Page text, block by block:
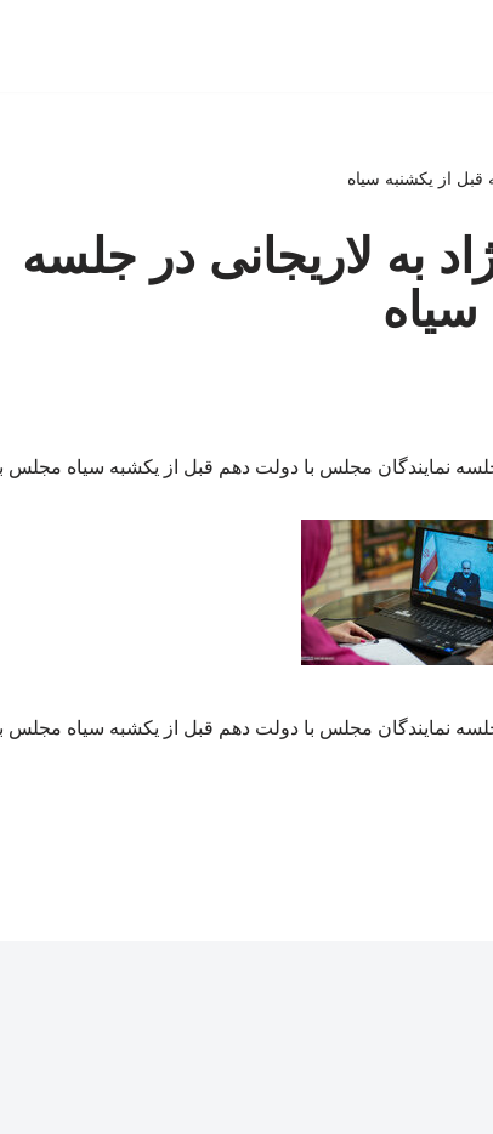
قبل از یکشنبه سیاه
به لاریجانی در جلسه
سیاه
نمایندگان مجلس با دولت دهم قبل از یکشبه سیاه مجلس
نمایندگان مجلس با دولت دهم قبل از یکشبه سیاه مجلس